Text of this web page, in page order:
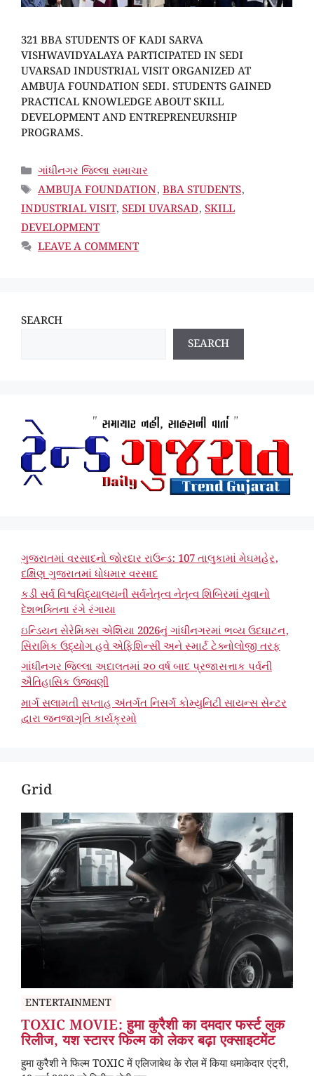
321 BBA STUDENTS OF KADI SARVA
VISHWAVIDYALAYA PARTICIPATED IN SEDI
UVARSAD INDUSTRIAL VISIT ORGANIZED AT
AMBUJA FOUNDATION SEDI. STUDENTS GAINED
PRACTICAL KNOWLEDGE ABOUT SKILL
DEVELOPMENT AND ENTREPRENEURSHIP
PROGRAMS.
CATEGORIES
ગાંધીનગર જિલ્લા સમાચાર
TAGS
AMBUJA FOUNDATION, BBA STUDENTS,
INDUSTRIAL VISIT, SEDI UVARSAD, SKILL
DEVELOPMENT
LEAVE A COMMENT
SEARCH
SEARCH
ગુજરાતમાં વરસાદનો જોરદાર રાઉન્ડ: 107 તાલુકામાં મેઘમહેર,
દક્ષિણ ગુજરાતમાં ધોધમાર વરસાદ
કડી સર્વ વિશ્વવિદ્યાલયની સર્વનેતૃત્વ નેતૃત્વ શિબિરમાં યુવાનો
દેશભક્તિના રંગે રંગાયા
ઇન્ડિયન સેરેમિક્સ એશિયા 2026નું ગાંધીનગરમાં ભવ્ય ઉદઘાટન,
સિરામિક ઉદ્યોગ હવે એફિશિન્સી અને સ્માર્ટ ટેક્નોલોજી તરફ
ગાંધીનગર જિલ્લા અદાલતમાં ૨૦ વર્ષ બાદ પ્રજાસત્તાક પર્વની
ઐતિહાસિક ઉજવણી
માર્ગ સલામતી સપ્તાહ અંતર્ગત નિસર્ગ કોમ્યુનિટી સાયન્સ સેન્ટર
દ્વારા જનજાગૃતિ કાર્યક્રમો
Grid
ENTERTAINMENT
TOXIC MOVIE: हुमा कुरैशी का दमदार फर्स्ट लुक
रिलीज, यश स्टारर फिल्म को लेकर बढ़ा एक्साइटमेंट
हुमा कुरैशी ने फिल्म TOXIC में एलिजाबेथ के रोल में किया धमाकेदार एंट्री,